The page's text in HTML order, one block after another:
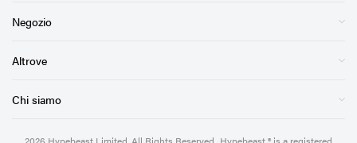
Negozio
Altrove
Chi siamo